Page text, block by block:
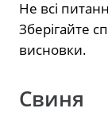
Не всі
Зберігайте
висновки.
Свиня